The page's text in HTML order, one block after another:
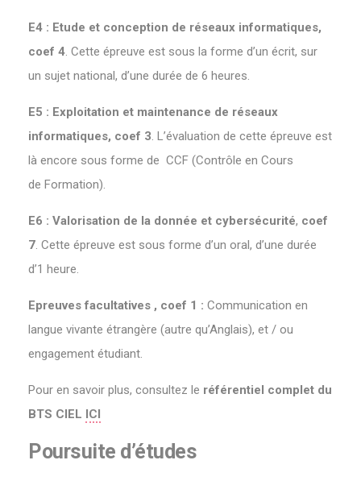
E4 : Etude et conception de réseaux informatiques,
coef 4. Cette épreuve est sous la forme d’un écrit, sur
un sujet national, d’une durée de 6 heures.
E5 : Exploitation et maintenance de réseaux
informatiques, coef 3. L’évaluation de cette épreuve est
là encore sous forme de CCF (Contrôle en Cours
de Formation).
E6 : Valorisation de la donnée et cybersécurité, coef
7. Cette épreuve est sous forme d’un oral, d’une durée
d’1 heure.
Epreuves facultatives , coef 1 : Communication en
langue vivante étrangère (autre qu’Anglais), et / ou
engagement étudiant.
Pour en savoir plus, consultez le référentiel complet du
BTS CIEL ICI
Poursuite d’études